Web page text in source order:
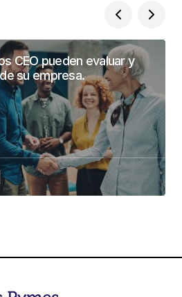
CEO pueden evaluar y
su empresa.